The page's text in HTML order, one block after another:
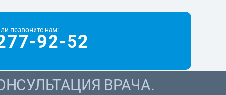
позвоните нам:
92-52
ВРАЧА.